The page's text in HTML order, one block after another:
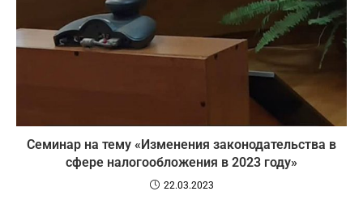
Семинар на тему «Изменения законодательства в
сфере налогообложения в 2023 году»
22.03.2023